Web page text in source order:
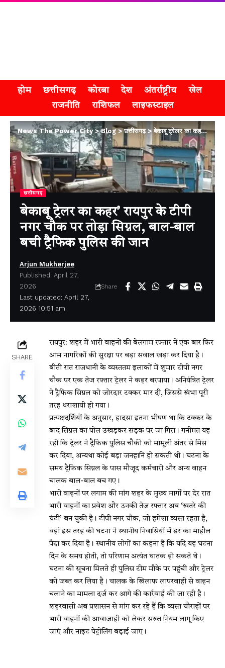
होम छत्तीसगढ़ कोरबा देश अंतर्राष्ट्रीय
खेल
राजनीति
राशिफल लाइफस्टाइल
News The Power City>Blog>छत्तीसगढ़>बेकाबू ट्रेलर का कहर’ रायपुर के टीपी नगर चौक पर तोड़ा सिग्नल, बाल-बाल बची ट्रैफिक पुलिस की जान
छत्तीसगढ़
बेकाबू ट्रेलर का कहर’ रायपुर के टीपी
नगर चौक पर तोड़ा सिग्नल, बाल-बाल
बची ट्रैफिक पुलिस की जान
Last updated: April 27,
2026 10:51 am
Arjun Mukherjee
Published: April 27,
2026
Share
SHARE
रायपुर: शहर में भारी वाहनों की बेलगाम रफ्तार ने एक बार फिर
आम नागरिकों की सुरक्षा पर बड़ा सवाल खड़ा कर दिया है।
बीती रात राजधानी के व्यस्ततम इलाकों में शुमार टीपी नगर
चौक पर एक तेज रफ्तार ट्रेलर ने कहर बरपाया। अनियंत्रित ट्रेलर
ने ट्रैफिक सिग्नल को जोरदार टक्कर मार दी, जिससे खंभा पूरी
तरह धराशायी हो गया।
प्रत्यक्षदर्शियों के अनुसार, हादसा इतना भीषण था कि टक्कर के
बाद सिग्नल का पोल उखड़कर सड़क पर जा गिरा। गनीमत यह
रही कि ट्रेलर ने ट्रैफिक पुलिस चौकी को मामूली अंतर से मिस
कर दिया, अन्यथा कोई बड़ा जनहानि हो सकती थी। घटना के
समय ट्रैफिक सिग्नल के पास मौजूद कर्मचारी और अन्य वाहन
चालक बाल-बाल बच गए।
भारी वाहनों पर लगाम की मांग शहर के मुख्य मार्गों पर देर रात
भारी वाहनों का प्रवेश और उनकी तेज रफ्तार अब ‘खतरे की
घंटी’ बन चुकी है। टीपी नगर चौक, जो हमेशा व्यस्त रहता है,
वहां इस तरह की घटना ने स्थानीय निवासियों में डर का माहौल
पैदा कर दिया है। स्थानीय लोगों का कहना है कि यदि यह घटना
दिन के समय होती, तो परिणाम अत्यंत घातक हो सकते थे।
घटना की सूचना मिलते ही पुलिस टीम मौके पर पहुंची और ट्रेलर
को जब्त कर लिया है। चालक के खिलाफ लापरवाही से वाहन
चलाने का मामला दर्ज कर आगे की कार्रवाई की जा रही है।
शहरवासी अब प्रशासन से मांग कर रहे हैं कि व्यस्त चौराहों पर
भारी वाहनों की आवाजाही को लेकर सख्त नियम लागू किए
जाएं और नाइट पेट्रोलिंग बढ़ाई जाए।